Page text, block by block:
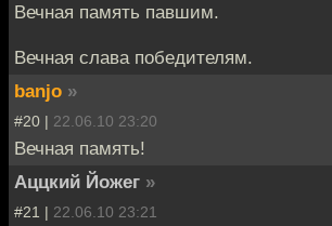
Вечная память павшим.
Вечная слава победителям.
banjo »
#20 | 22.06.10 23:20
Вечная память!
Аццкий Йожег »
#21 | 22.06.10 23:21